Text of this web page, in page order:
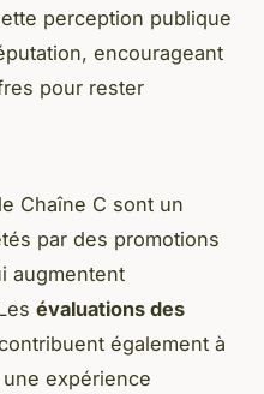
perception publique
encourageant
pour rester
Chaîne C sont un
par des promotions
augmentent
évaluations des
également à
expérience